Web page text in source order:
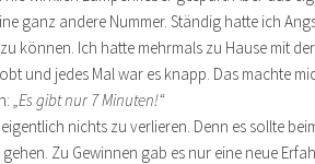
ganz andere Nummer. Ständig hatte ich
können. Ich hatte mehrmals zu Hause mit
und jedes Mal war es knapp. Das machte
„Es gibt nur 7 Minuten!“
nichts zu verlieren. Denn es sollte
Zu Gewinnen gab es nur eine neue